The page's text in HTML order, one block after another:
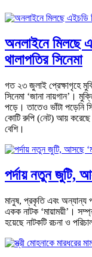
অনলাইনে মিলছে
থালাপতির সিনেমা
গত ২৩ জুলাই প্রেক্ষাগৃহে
সিনেমা ‘জানা নায়গান’।
পড়ে। তাতেও ভাঁটা পড়েনি
কোটি রুপি (নেট) আয় করেছে
বেশি।
পর্দায় নতুন জুটি,
মানুষ, প্রকৃতি এবং অন্যান্য
একক নাটক ‘মায়াময়ী’।
হয়েছে নাটকটি রচনা ও